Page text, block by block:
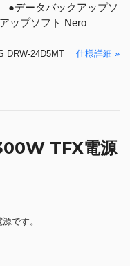
データバックアップソ
ップソフト Nero
DRW-24D5MT 仕様詳細 »
TFX電源
です。